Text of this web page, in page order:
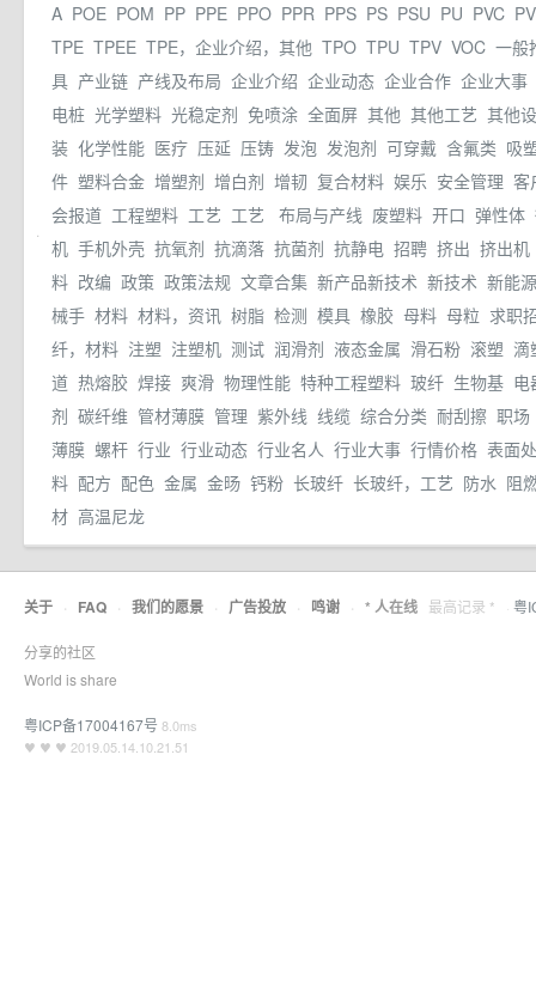
A POE POM PP PPE PPO PPR PPS PS PSU PU PVC
TPE TPEE TPE，企业介绍，其他 TPO TPU TPV VOC 一般
具 产业链 产线及布局 企业介绍 企业动态 企业合作 企业大事
电桩 光学塑料 光稳定剂 免喷涂 全面屏 其他 其他工艺 其他
装 化学性能 医疗 压延 压铸 发泡 发泡剂 可穿戴 含氟类 吸
件 塑料合金 增塑剂 增白剂 增韧 复合材料 娱乐 安全管理 客
会报道 工程塑料 工艺 工艺 布局与产线 废塑料 开口 弹性体
机 手机外壳 抗氧剂 抗滴落 抗菌剂 抗静电 招聘 挤出 挤出机
料 改编 政策 政策法规 文章合集 新产品新技术 新技术 新能源
械手 材料 材料，资讯 树脂 检测 模具 橡胶 母料 母粒 求职
纤，材料 注塑 注塑机 测试 润滑剂 液态金属 滑石粉 滚塑 滴
道 热熔胶 焊接 爽滑 物理性能 特种工程塑料 玻纤 生物基 电
剂 碳纤维 管材薄膜 管理 紫外线 线缆 综合分类 耐刮擦 职场
薄膜 螺杆 行业 行业动态 行业名人 行业大事 行情价格 表面
料 配方 配色 金属 金旸 钙粉 长玻纤 长玻纤，工艺 防水 阻
材 高温尼龙
关于 · FAQ · 我们的愿景 · 广告投放 · 鸣谢 · * 人在线 最高记录 * · 粤
分享的社区
World is share
粤ICP备17004167号 8.0ms
♥ ♥ ♥ 2019.05.14.10.21.51